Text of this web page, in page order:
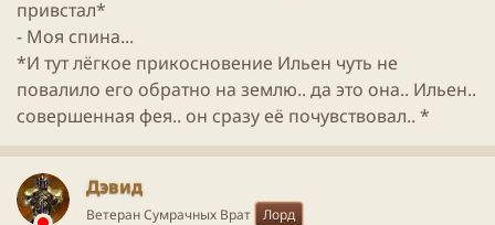
привстал*
- Моя спина...
*И тут лёгкое прикосновение Ильен чуть не
повалило его обратно на землю.. да это она.. Ильен..
совершенная фея.. он сразу её почувствовал.. *
Дэвид
Ветеран Сумрачных Врат Лорд